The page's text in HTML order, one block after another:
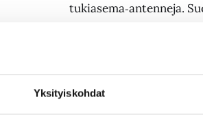
Yksityiskohdat
tukiasema‑antenneja.